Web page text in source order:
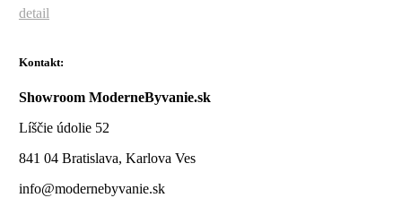
detail
Kontakt:
Showroom ModerneByvanie.sk
Líščie údolie 52
841 04 Bratislava, Karlova Ves
info@modernebyvanie.sk